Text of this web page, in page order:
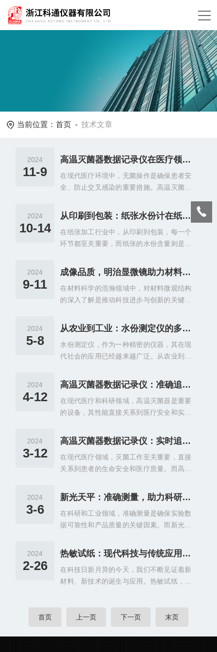
当前位置：首页 -技术文章
2024
11-9
高温灭菌器数据记录仪在医疗领域的应用：全面记录灭菌数据，保障医疗安全
在现代医疗环境中，无菌操作是确保患者安
全、防止交叉感染的重要措施。高温灭菌器
器械、手术器具等进行che底灭菌的重任。
而高温灭菌器数据记录仪的引入，更是为这
一过程增添了科技的力量，全面记录灭菌数
据，为医疗安全提供了坚实的保障。高温灭
与先进数据处理技术的设备。它能够实时监
键参数，确保灭菌过程达到预定的标准和要
求。这些记录数据不仅包括了灭菌器的启
2024
10-14
从印刷到包装：纸张水份计在纸张加工行业中的多功能应用
在纸张加工行业中，从印刷到包装，每一个
环节都至关重要，而纸张的水份含量则是影
为一种专业的检测设备，在这一领域发挥着
重要的作用。在印刷过程中，纸张的水份含
量会直接影响油墨的附着力和干燥速度。如
果纸张水份过高，油墨不易干燥，可能导致
纸张易碎，印刷过程中可能出现裂纹或断
进行精确检测，确保水份含量在适宜的范围
内，是保障印刷品质的重要步骤。进入包装
2024
9-11
成像品质，明治显微镜助力材料科学准确分析
在材料科学的浩瀚领域中，对材料微观结构
的深入了解是推动科技进步与创新的关键。
像技术。明治显微镜，作为一款集先进科技
与设计于一身的显微观测工具，正以其成像
品质，为材料科学的准确分析提供了强有力
的支持。明治显微镜采用了最新的光学技术
确性。其高分辨率的镜头设计，能够捕捉到
别的特征。这种高清晰度的成像能力，使得
研究人员能够更直观地观察到材料的微观形
2024
5-8
从农业到工业：水份测定仪的多领域应用
水份测定仪，作为一种精密的仪器，其在现
代社会的应用已经越来越广泛。从农业到工
重要的作用。在农业领域，水份测定仪是农
民朋友们的好帮手。农作物的生长离不开水
分的滋养，但过多的水分又可能导致作物根
部缺氧、腐烂。因此，准确地掌握土壤和作
关重要。通过使用水份仪，农民可以实时监
灌溉和排水，保证作物的健康成长。进入工
业领域，水份测定仪同样发挥着重要作用。
2024
4-12
高温灭菌器数据记录仪：准确追踪，安全灭菌新仪器
在现代医疗和科研领域，高温灭菌器是重要
的设备，其性能直接关系到医疗安全和实验
的准确记录和追踪一直是一个难题。幸运的
是，随着科技的进步，一款新型的高温灭菌
器数据记录仪应运而生，以其准确追踪的特
点，为安全灭菌提供了新的解决方案。这款
术和数据处理算法，能够实时、准确地记录
数。通过精确的数据采集和分析，它能够确
保灭菌效果的稳定和可靠，从而大大提升了
2024
3-12
高温灭菌器数据记录仪：实时追踪灭菌过程的关键仪器
在现代医疗领域，灭菌工作至关重要，直接
关系到患者的生命安全和医疗质量。而高温
过程的关键仪器，正逐渐成为医疗机构的设
备。高温灭菌器数据记录仪的主要功能在于
实时监测和记录灭菌过程中的关键参数。通
过高精度的传感器和先进的记录技术，它能
并将这些数据以数字化的形式存储下来。这
的详细信息，对灭菌效果进行全面评估。实
时追踪灭菌过程的重要性不言而喻。在高温
2024
3-6
新光天平：准确测量，助力科研与工业发展
在科研和工业领域，准确测量是确保实验数
据可靠性和产品质量的关键因素。而新光天
性能和稳定性，为科研和工业发展提供了强
有力的支持。新光天平采用了先进的传感技
术和精密的机械结构，确保了测量结果的准
确性和可靠性。无论是微小的质量变化还是
要的依据。在科研领域，新光天平广泛应用
2024
2-26
热敏试纸：现代科技与传统应用的完满结合
在科技日新月异的今天，我们不断见证着新
材料、新技术的诞生与应用。热敏试纸，作
境监测到食品安全，从医疗诊断到工业生
首页 上一页 下一页 末页